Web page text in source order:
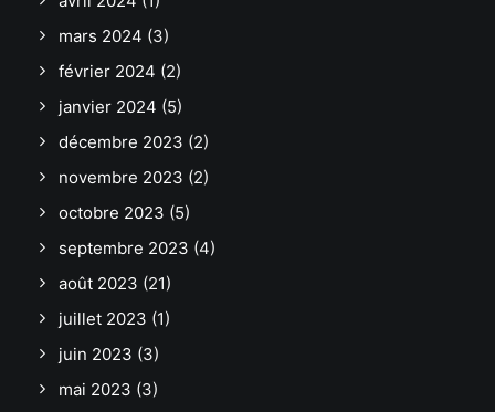
mars 2024 (3)
février 2024 (2)
janvier 2024 (5)
décembre 2023 (2)
novembre 2023 (2)
octobre 2023 (5)
septembre 2023 (4)
août 2023 (21)
juillet 2023 (1)
juin 2023 (3)
mai 2023 (3)